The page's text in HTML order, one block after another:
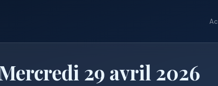
29 avril 2026